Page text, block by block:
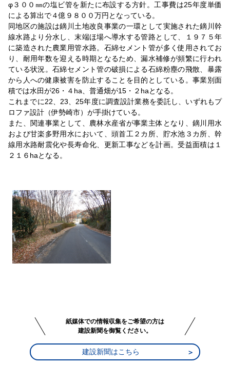
φ３００㎜の塩ビ管を新たに布設する方針。工事費は25年度単価
による算出で４億９８００万円となっている。
同地区の施設は鏑川土地改良事業の一環として実施された鏑川幹
線水路より分水し、末端ほ場へ導水する管路として、１９７５年
に築造された農業用管水路。石綿セメント管が多く使用されてお
り、耐用年数を迎える時期となるため、漏水補修が頻繁に行われ
ている状況。石綿セメント管の破損による石綿粉塵の飛散、暴露
から人への健康被害を防止することを目的としている。事業別面
積では水田が26・４ha、普通畑が15・２haとなる。
これまでに22、23、25年度に調査設計業務を委託し、いずれもプ
ロファ設計（伊勢崎市）が手掛けている。
また、関連事業として、農林水産省が事業主体となり、鏑川用水
および甘楽多野用水において、頭首工２カ所、貯水池３カ所、幹
線用水路耐震化や長寿命化、更新工事などを計画。受益面積は１
２１６haとなる。
紙媒体での情報収集をご希望の方は
建設新聞を御覧ください。
建設新聞はこちら